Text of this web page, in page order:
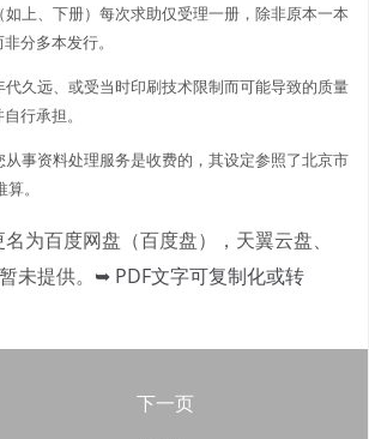
上、下册）每次求助仅受理一册，除非原本一本
分多本发行。
久远、或受当时印刷技术限制而可能导致的质量
行承担。
事资料处理服务是收费的，其设定参照了北京市
。
为百度网盘（百度盘），天翼云盘、
提供。 ➥ PDF文字可复制化或转
下一页